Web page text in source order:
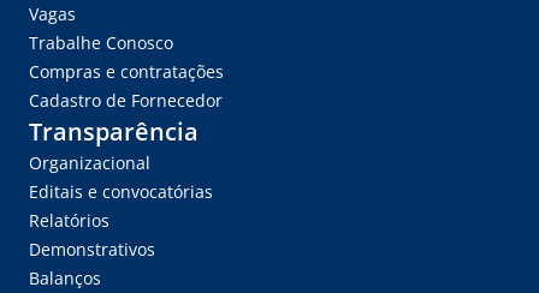
Vagas
Trabalhe Conosco
Compras e contratações
Cadastro de Fornecedor
Transparência
Organizacional
Editais e convocatórias
Relatórios
Demonstrativos
Balanços